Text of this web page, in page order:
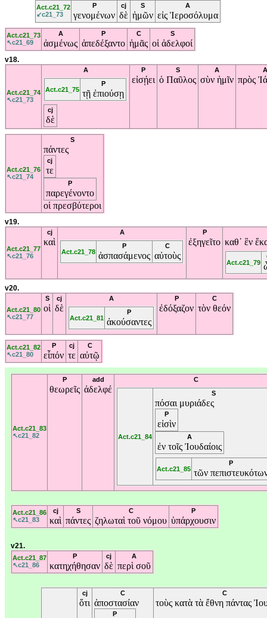
Act.c21_72
↙c21_73
P
γενομένων
cj
δὲ
S
ἡμῶν
A
εἰς Ἱεροσόλυμα
Act.c21_73
↖c21_69
A
ἀσμένως
P
ἀπεδέξαντο
C
ἡμᾶς
S
οἱ ἀδελφοί
v18.
Act.c21_74
↖c21_73
A
Act.c21_75
P
τῇ ἐπιούσῃ
cj
δὲ
P
εἰσῄει
S
ὁ Παῦλος
A
σὺν ἡμῖν πρὸς
Act.c21_76
↖c21_74
S
πάντες
cj
τε
P
παρεγένοντο
οἱ πρεσβύτεροι
v19.
Act.c21_77
↖c21_76
cj
καὶ
A
Act.c21_78
P
ἀσπασάμενος
C
αὐτοὺς
P
ἐξηγεῖτο καθ᾽ ἓν
Act.c21_79
v20.
Act.c21_80
↖c21_77
S
οἱ
cj
δὲ
A
Act.c21_81
P
ἀκούσαντες
P
ἐδόξαζον
C
τὸν θεόν
Act.c21_82
↖c21_80
P
εἶπόν
cj
τε
C
αὐτῷ
Act.c21_83
↖c21_82
P
θεωρεῖς
add
ἀδελφέ
C
Act.c21_84
S
πόσαι μυριάδες
P
εἰσὶν
A
ἐν τοῖς Ἰουδαίοις
Act.c21_85
P
τῶν
Act.c21_86
↖c21_83
cj
καὶ
S
πάντες
C
ζηλωταὶ τοῦ νόμου
P
ὑπάρχουσιν
v21.
Act.c21_87
↖c21_86
P
κατηχήθησαν
cj
δὲ
A
περὶ σοῦ
cj
ὅτι
C
ἀποστασίαν
P
C
τοὺς κατὰ τὰ ἔθνη πάντας